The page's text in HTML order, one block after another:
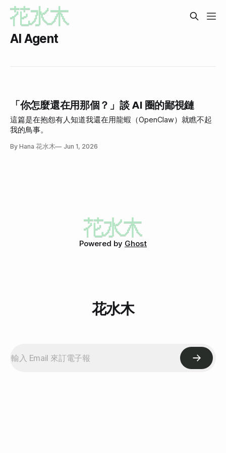
AI Agent
「你怎麼還在用那個？」談 AI 圈的鄙視鏈
這篇是在抱怨有人知道我還在用龍蝦（OpenClaw）就瞧不起
我的鳥事。
By Hana 花水木 Jun 1, 2026
Powered by Ghost
花水木